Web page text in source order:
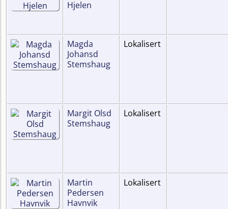
Hjelen
Magda
Johansd
Stemshaug
Lokalisert
Margit Olsd
Stemshaug
Lokalisert
Martin
Pedersen
Havnvik
Lokalisert